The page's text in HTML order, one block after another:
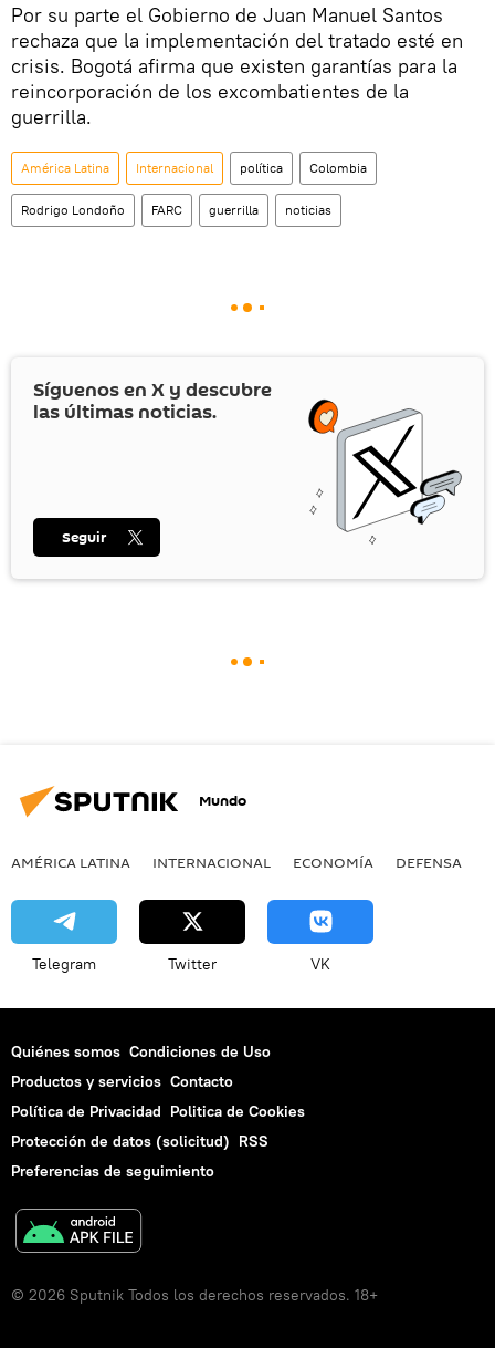
Por su parte el Gobierno de Juan Manuel Santos
rechaza que la implementación del tratado esté en
crisis. Bogotá afirma que existen garantías para la
reincorporación de los excombatientes de la
guerrilla.
América Latina Internacional política Colombia
Rodrigo Londoño FARC guerrilla noticias
Síguenos en X y descubre
las últimas noticias.
Seguir
Mundo
AMÉRICA LATINA INTERNACIONAL ECONOMÍA DEFENSA
Telegram Twitter VK
Quiénes somos Condiciones de Uso
Productos y servicios Contacto
Política de Privacidad Politica de Cookies
Protección de datos (solicitud) RSS
Preferencias de seguimiento
© 2026 Sputnik Todos los derechos reservados. 18+